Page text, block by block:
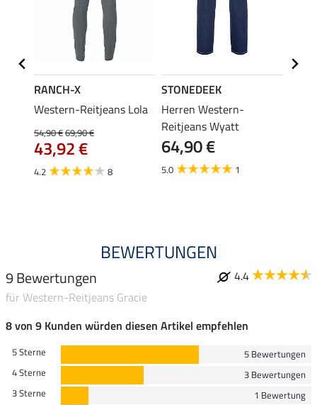
RANCH-X
Western-Reitjeans Lola
54,90 €69,90 €
43,92 €
4.2 8
STONEDEEK
Herren Western-
Reitjeans Wyatt
64,90 €
5.0 1
BEWERTUNGEN
9 Bewertungen
4.4
für Western-Reitjeans Gracie
8 von 9 Kunden würden diesen Artikel empfehlen
5 Sterne
5 Bewertungen
4 Sterne
3 Bewertungen
3 Sterne
1 Bewertung